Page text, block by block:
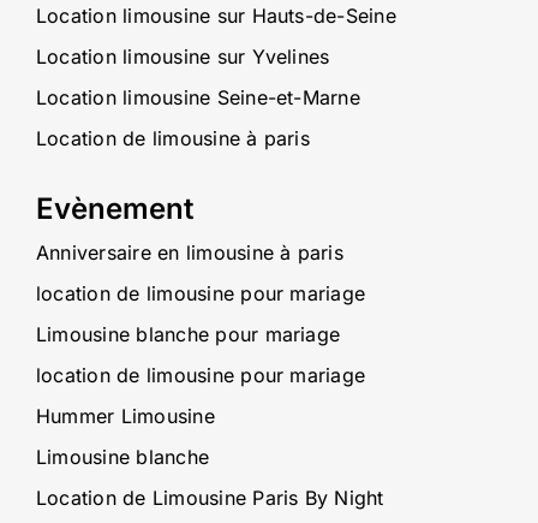
Location limousine sur Hauts-de-Seine
Location limousine sur Yvelines
Location limousine Seine-et-Marne
Location de limousine à paris
Evènement
Anniversaire en limousine à paris
location de limousine pour mariage
Limousine blanche pour mariage
location de limousine pour mariage
Hummer Limousine
Limousine blanche
Location de Limousine Paris By Night